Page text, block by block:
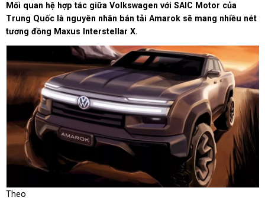
Mối quan hệ hợp tác giữa Volkswagen với SAIC Motor của
Trung Quốc là nguyên nhân bán tải Amarok sẽ mang nhiều nét
tương đồng Maxus Interstellar X.
Theo